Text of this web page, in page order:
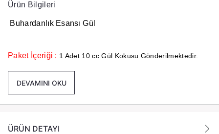
Ürün Bilgileri
Buhardanlık Esansı Gül
Paket İçeriği : 1 Adet 10 cc Gül Kokusu Gönderilmektedir.
DEVAMINI OKU
ÜRÜN DETAYI